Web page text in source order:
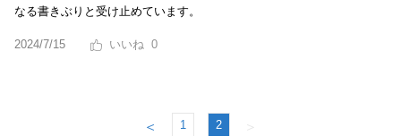
なる書きぶりと受け止めています。
2024/7/15 0
＜ 1 2 ＞